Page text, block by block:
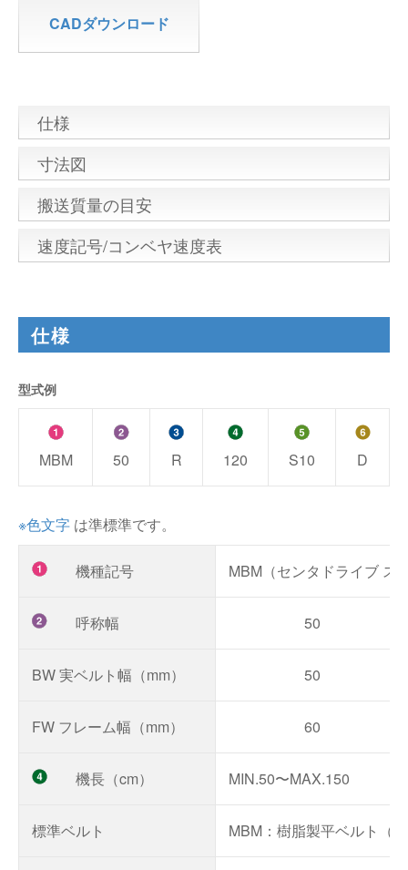
CADダウンロード
仕様
寸法図
搬送質量の目安
速度記号/コンベヤ速度表
仕様
型式例
MBM 50 R 120 S10 D
※色文字 は準標準です。
機種記号 MBM（センタドライブ ス
呼称幅 50
BW 実ベルト幅（mm） 50
FW フレーム幅（mm） 60
機長（cm） MIN.50〜MAX.150
標準ベルト MBM：樹脂製平ベルト（